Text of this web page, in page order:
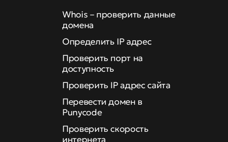
Whois – проверить данные
домена
Определить IP адрес
Проверить порт на
доступность
Проверить IP адрес сайта
Перевести домен в
Punycode
Проверить скорость
интернета